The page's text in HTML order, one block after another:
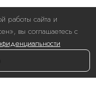
работы сайта и
вы соглашаетесь с